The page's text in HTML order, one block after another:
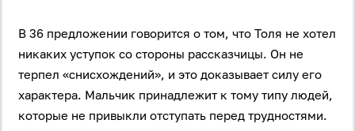
В 36 предложении говорится о том, что Толя не хотел
никаких уступок со стороны рассказчицы. Он не
терпел «снисхождений», и это доказывает силу его
характера. Мальчик принадлежит к тому типу людей,
которые не привыкли отступать перед трудностями.